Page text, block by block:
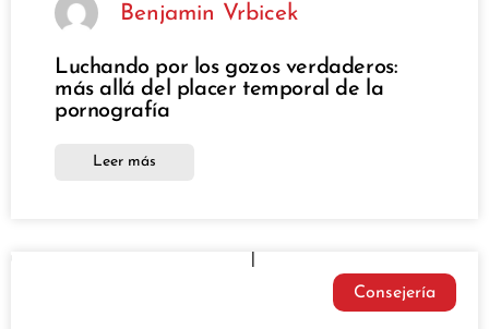
Benjamin Vrbicek
Luchando por los gozos verdaderos:
más allá del placer temporal de la
pornografía
Leer más
Consejería